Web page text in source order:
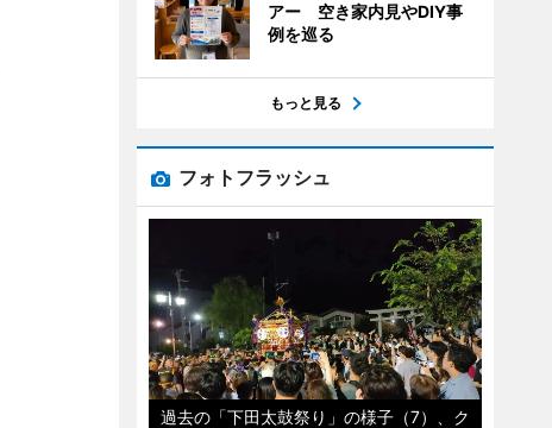
アー 空き家内見やDIY事
例を巡る
もっと見る
フォトフラッシュ
過去の「下田太鼓祭り」の様子（7）、ク